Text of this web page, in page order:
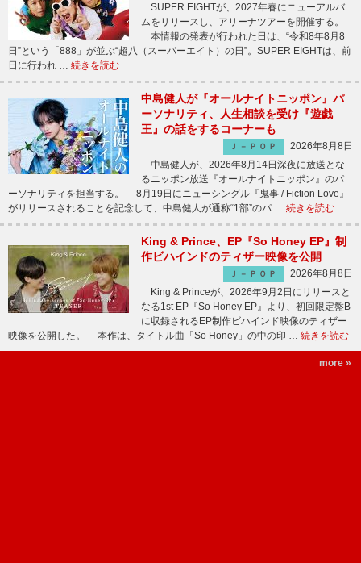
SUPER EIGHTが、2027年春にニューアルバ
ムをリリースし、アリーナツアーを開催する。
本情報の発表が行われた日は、“令和8年8月8
日”という「888」が並ぶ“超八（スーパーエイト）の日”。SUPER EIGHTは、前
日に行われ … 続きを読む
中島健人が『オールナイトニッポン』パ
ーソナリティ、人生相談を受け『遊戯
王』の話をするコーナーも
Ｊ－ＰＯＰ
2026年8月8日
中島健人が、2026年8月14日深夜に放送とな
るニッポン放送『オールナイトニッポン』のパ
ーソナリティを担当する。 8月19日にニューシングル『鬼事 / Fiction Love』
がリリースされることを記念して、中島健人が通称“1部”のパ … 続きを読む
King & Prince、EP『So Honey EP』制
作ビハインドのティザー映像を公開
Ｊ－ＰＯＰ
2026年8月8日
King & Princeが、2026年9月2日にリリースと
なる1st EP『So Honey EP』より、初回限定盤B
に収録されるEP制作ビハインド映像のティザー
映像を公開した。 本作は、タイトル曲「So Honey」の中の印 … 続きを読む
more »